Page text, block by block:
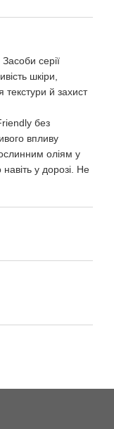
серії
шкіри,
текстури й захист
без
впливу
оліям у
у дорозі. Не